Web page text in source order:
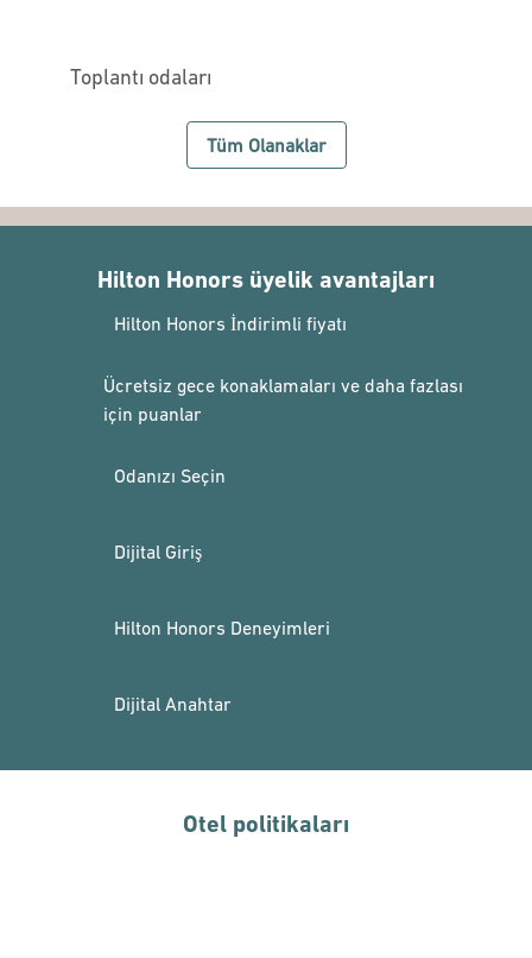
Toplantı odaları
Tüm Olanaklar
Hilton Honors üyelik avantajları
Hilton Honors İndirimli fiyatı
Ücretsiz gece konaklamaları ve daha fazlası
için puanlar
Odanızı Seçin
Dijital Giriş
Hilton Honors Deneyimleri
Dijital Anahtar
Otel politikaları